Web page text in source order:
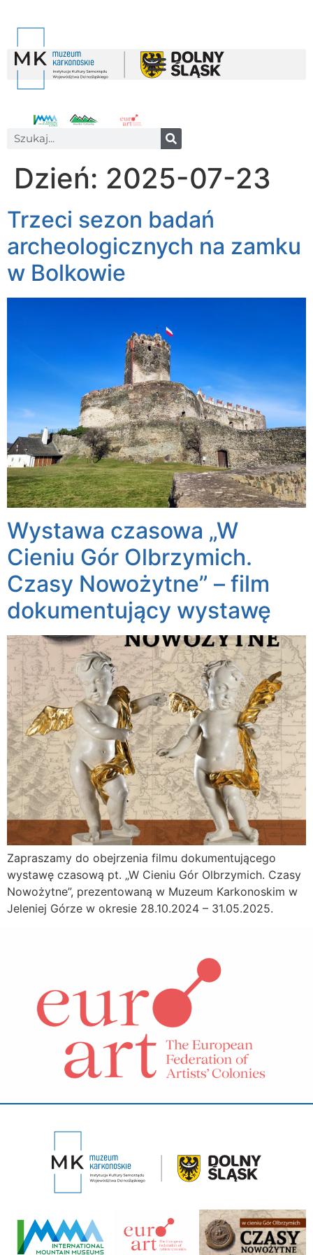
Dzień: 2025-07-23
Trzeci sezon badań
archeologicznych na zamku
w Bolkowie
Wystawa czasowa „W
Cieniu Gór Olbrzymich.
Czasy Nowożytne” – film
dokumentujący wystawę
Zapraszamy do obejrzenia filmu dokumentującego
wystawę czasową pt. „W Cieniu Gór Olbrzymich. Czasy
Nowożytne”, prezentowaną w Muzeum Karkonoskim w
Jeleniej Górze w okresie 28.10.2024 – 31.05.2025.